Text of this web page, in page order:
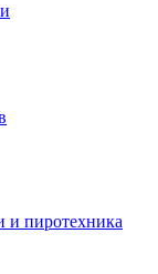
и пиротехника